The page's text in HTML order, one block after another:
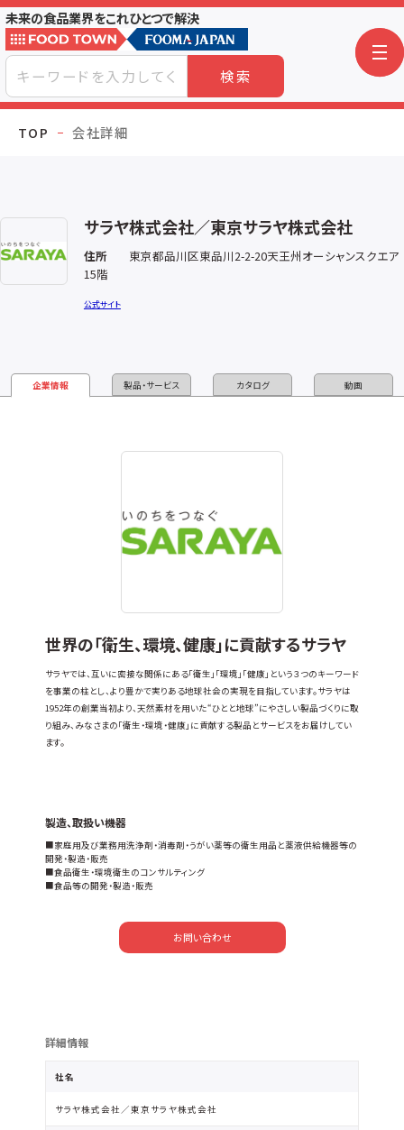
未来の食品業界をこれひとつで解決
検索
TOP 会社詳細
サラヤ株式会社／東京サラヤ株式会社
住所
東京都品川区東品川2-2-20天王州オーシャンスクエア
15階
公式サイト
企業情報 製品・サービス カタログ 動画
世界の「衛生、環境、健康」に貢献するサラヤ
サラヤでは、互いに密接な関係にある「衛生」「環境」「健康」という３つのキーワード
を事業の柱とし、より豊かで実りある地球社会の実現を目指しています。サラヤは
1952年の創業当初より、天然素材を用いた“ひとと地球”にやさしい製品づくりに取
り組み、みなさまの「衛生・環境・健康」に貢献する製品とサービスをお届けしてい
ます。
製造、取扱い機器
■家庭用及び業務用洗浄剤・消毒剤・うがい薬等の衛生用品と薬液供給機器等の
開発・製造・販売
■食品衛生・環境衛生のコンサルティング
■食品等の開発・製造・販売
お問い合わせ
詳細情報
社名
サラヤ株式会社／東京サラヤ株式会社